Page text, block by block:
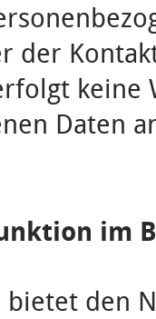
der
keine
Daten
im
bietet den